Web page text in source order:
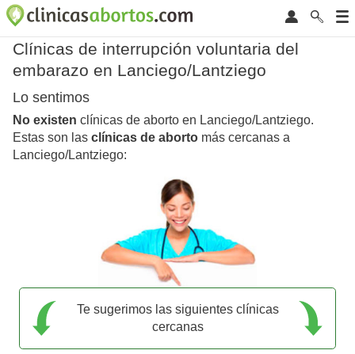
Clínicas de interrupción voluntaria del
embarazo en Lanciego/Lantziego
Lo sentimos
No existen clínicas de aborto en Lanciego/Lantziego.
Estas son las clínicas de aborto más cercanas a
Lanciego/Lantziego:
Te sugerimos las siguientes clínicas
cercanas